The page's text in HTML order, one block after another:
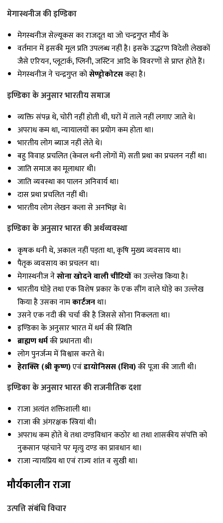
मेगास्थनीज की इण्डिका
मेगस्थनीज सेल्यूकस का राजदूत था जो चन्द्रगुप्त मौर्य के
वर्तमान में इसकी मूल प्रति उपलब्ध नहीं है। इसके उद्धरण विदेशी लेखकों
जैसे एरियन, प्लूटार्क, प्लिनी, जस्टिन आदि के विवरणों से प्राप्त होते हैं।
मेगस्थनीज ने चन्द्रगुप्त कोसेण्ड्रोकोटसकहा है।
इण्डिका के अनुसार भारतीय समाज
व्यक्ति संपन्न थे, चोरी नहीं होती थी, घरों में ताले नहीं लगाए जाते थे।
अपराध कम था, न्यायालयों का प्रयोग कम होता था।
भारतीय लोग ब्याज नहीं लेते थे।
बहु विवाह प्रचलित (केवल धनी लोगों में) सती प्रथा का प्रचलन नहीं था।
जाति समाज का मूलाधार थी।
जाति व्यवस्था का पालन अनिवार्य था।
दास प्रथा प्रचलित नहीं थी।
भारतीय लोग लेखन कला से अनभिज्ञ थे।
इण्डिका के अनुसार भारत की अर्थव्यवस्था
कृषक धनी थे, अकाल नहीं पड़ता था, कृषि मुख्य व्यवसाय था।
पैतृक व्यवसाय का प्रचलन था।
मेगास्थनीज नेसोना खोदने वाली चींटियोंका उल्लेख किया है।
भारतीय घोड़े तथा एक विशेष प्रकार के एक सींग वाले घोड़े का उल्लेख
किया है उसका नामकार्टजनथा।
उसने एक नदी की चर्चा की है जिससे सोना निकलता था।
इण्डिका के अनुसार भारत में धर्म की स्थिति
ब्राह्मण धर्मकी प्रधानता थी।
लोग पुनर्जन्म में विश्वास करते थे।
हेराक्लि (श्री कृष्ण)एवंडायोनिसस (शिव)की पूजा की जाती थी।
इण्डिका के अनुसार भारत की राजनीतिक दशा
राजा अत्यंत शक्तिशाली था।
राजा की अंगरक्षक स्त्रियां थी।
अपराध कम होते थे तथा दण्डविधान कठोर था तथा शासकीय संपत्ति को
नुकसान पहंचाने पर मृत्यु दण्ड का प्रावधान था।
राजा न्यायप्रिय था एवं राज्य शांत व सुखी था।
मौर्यकालीन राजा
उत्पत्ति संबंधि विचार